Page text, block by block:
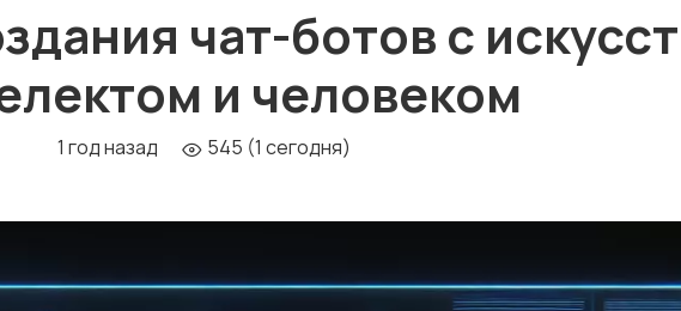
чат-ботов с
и человеком
1 год назад 545 (1 сегодня)